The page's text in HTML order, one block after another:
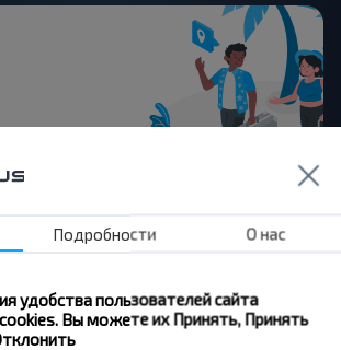
специальные акции, скидки и
получение новостей и
с нами дешевле!
Подробности О нас
удобства пользователей сайта
Вы можете их Принять, Принять